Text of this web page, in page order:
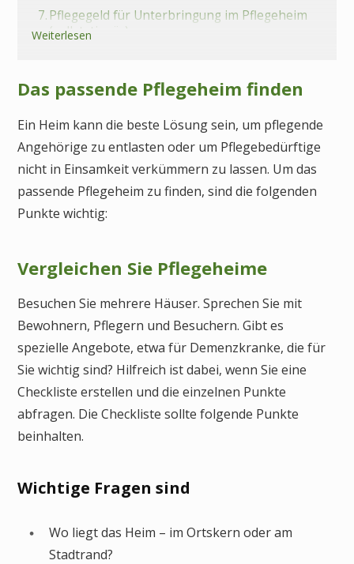
Das passende Pflegeheim finden
Ein Heim kann die beste Lösung sein, um pflegende
Angehörige zu entlasten oder um Pflegebedürftige
nicht in Einsamkeit verkümmern zu lassen. Um das
passende Pflegeheim zu finden, sind die folgenden
Punkte wichtig:
Vergleichen Sie Pflegeheime
Besuchen Sie mehrere Häuser. Sprechen Sie mit
Bewohnern, Pflegern und Besuchern. Gibt es
spezielle Angebote, etwa für Demenzkranke, die für
Sie wichtig sind? Hilfreich ist dabei, wenn Sie eine
Checkliste erstellen und die einzelnen Punkte
abfragen. Die Checkliste sollte folgende Punkte
beinhalten.
Wichtige Fragen sind
Wo liegt das Heim – im Ortskern oder am
Stadtrand?
7.Pflegegeld für Unterbringung im Pflegeheim
(vollstationär)
9. Alternative zu Pflegeheim
11.Häufige Fragen (FAQs) zur Pflegeheimwahl
Weiterlesen